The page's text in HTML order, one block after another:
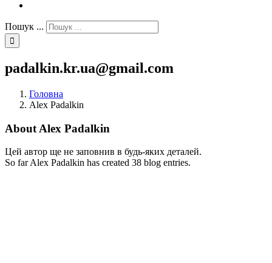
Пошук ...
padalkin.kr.ua@gmail.com
Головна
Alex Padalkin
About Alex Padalkin
Цей автор ще не заповнив в будь-яких деталей.
So far Alex Padalkin has created 38 blog entries.